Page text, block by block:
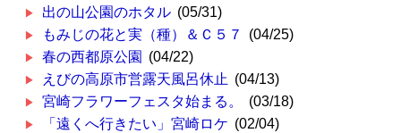
出の山公園のホタル (05/31)
もみじの花と実（種）＆Ｃ５７
(04/25)
春の西都原公園
(04/22)
えびの高原市営露天風呂休止 (04/13)
宮崎フラワーフェスタ始まる。
(03/18)
「遠くへ行きたい」宮崎ロケ (02/04)